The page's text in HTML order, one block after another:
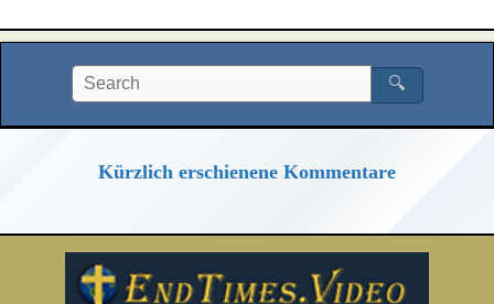
🔍
Kürzlich erschienene Kommentare